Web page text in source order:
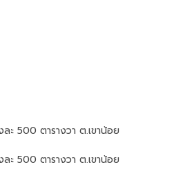
500 ตารางวา ต.เขาน้อย
500 ตารางวา ต.เขาน้อย